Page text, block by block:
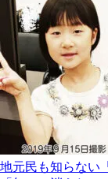
地元民も知らない